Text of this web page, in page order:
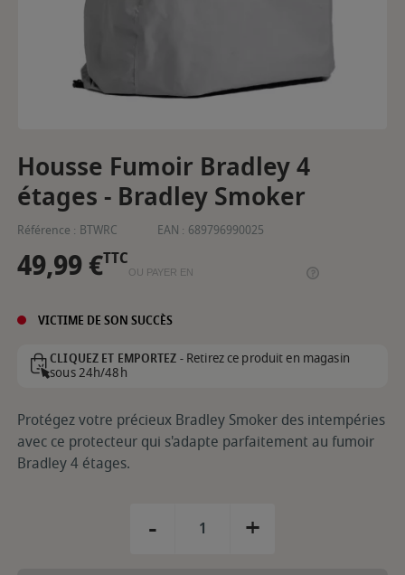
Housse Fumoir Bradley 4
étages - Bradley Smoker
Référence : BTWRC EAN : 689796990025
49,99 €TTC
OU PAYER EN
VICTIME DE SON SUCCÈS
CLIQUEZ ET EMPORTEZ -Retirez ce produit en magasin
sous 24h/48h
Protégez votre précieux Bradley Smoker des intempéries
avec ce protecteur qui s'adapte parfaitement au fumoir
Bradley 4 étages.
- +